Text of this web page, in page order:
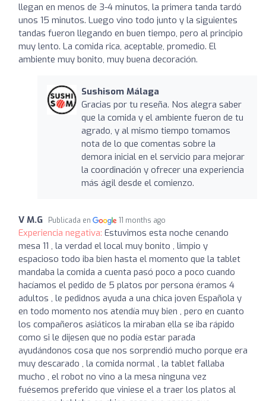
llegan en menos de 3-4 minutos, la primera tanda tardó
unos 15 minutos. Luego vino todo junto y la siguientes
tandas fueron llegando en buen tiempo, pero al principio
muy lento. La comida rica, aceptable, promedio. El
ambiente muy bonito, muy buena decoración.
Sushisom Málaga
Gracias por tu reseña. Nos alegra saber
que la comida y el ambiente fueron de tu
agrado, y al mismo tiempo tomamos
nota de lo que comentas sobre la
demora inicial en el servicio para mejorar
la coordinación y ofrecer una experiencia
más ágil desde el comienzo.
V M.G Publicada en 11 months ago
Experiencia negativa: Estuvimos esta noche cenando
mesa 11 , la verdad el local muy bonito , limpio y
espacioso todo iba bien hasta el momento que la tablet
mandaba la comida a cuenta pasó poco a poco cuando
hacíamos el pedido de 5 platos por persona éramos 4
adultos , le pedidnos ayuda a una chica joven Española y
en todo momento nos atendía muy bien , pero en cuanto
los compañeros asiáticos la miraban ella se iba rápido
como si le dijesen que no podía estar parada
ayudándonos cosa que nos sorprendió mucho porque era
muy descarado , la comida normal , la tablet fallaba
mucho , el robot no vino a la mesa ninguna vez
fuésemos preferido que viniese el a traer los platos al